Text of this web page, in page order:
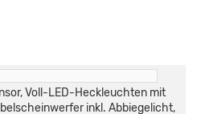
Voll-LED-Heckleuchten mit
inkl. Abbiegelicht,